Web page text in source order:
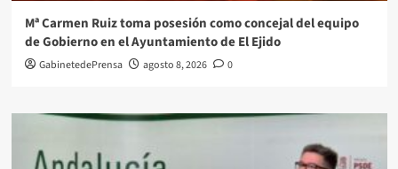
Mª Carmen Ruiz toma posesión como concejal del equipo
de Gobierno en el Ayuntamiento de El Ejido
GabinetedePrensa agosto 8, 2026 0